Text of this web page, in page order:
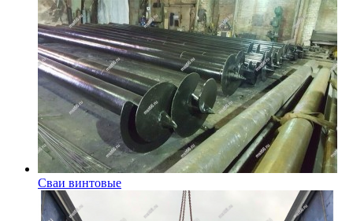
Сваи винтовые